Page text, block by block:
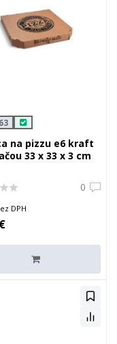
na pizzu e6 kraft
33 x 33 x 3 cm
0
DPH